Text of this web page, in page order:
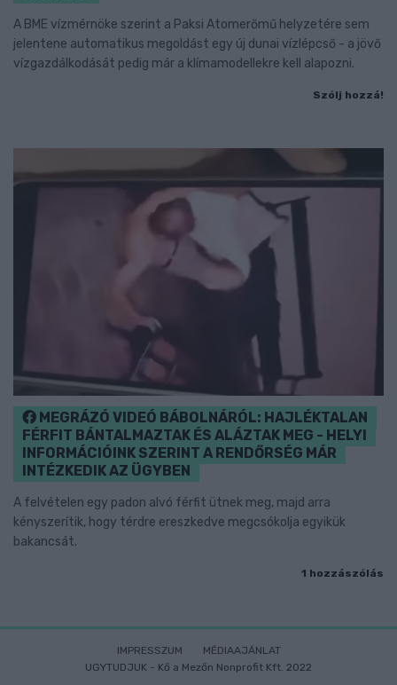
A BME vízmérnöke szerint a Paksi Atomerőmű helyzetére sem
jelentene automatikus megoldást egy új dunai vízlépcső - a jövő
vízgazdálkodását pedig már a klímamodellekre kell alapozni.
Szólj hozzá!
MEGRÁZÓ VIDEÓ BÁBOLNÁRÓL: HAJLÉKTALAN
FÉRFIT BÁNTALMAZTAK ÉS ALÁZTAK MEG - HELYI
INFORMÁCIÓINK SZERINT A RENDŐRSÉG MÁR
INTÉZKEDIK AZ ÜGYBEN
A felvételen egy padon alvó férfit ütnek meg, majd arra
kényszerítik, hogy térdre ereszkedve megcsókolja egyikük
bakancsát.
1 hozzászólás
IMPRESSZUM
MÉDIAAJÁNLAT
UGYTUDJUK - Kő a Mezőn Nonprofit Kft. 2022